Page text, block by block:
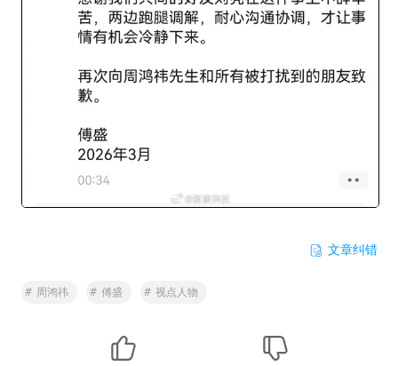
文章纠错
# 周鸿祎 # 傅盛 # 视点人物